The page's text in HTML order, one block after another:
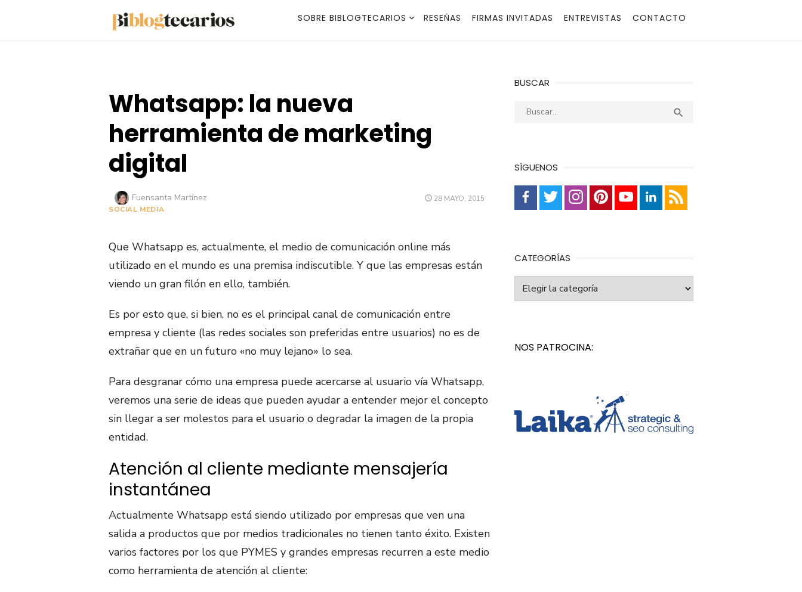
SOBRE BIBLOGTECARIOS RESEÑAS FIRMAS INVITADAS ENTREVISTAS CONTACTO
Whatsapp: la nueva
herramienta de marketing
digital
PUBLICADO
28 MAYO, 2015
Autor
Fuensanta Martínez
SOCIAL MEDIA
Que Whatsapp es, actualmente, el medio de comunicación online más
utilizado en el mundo es una premisa indiscutible. Y que las empresas están
viendo un gran filón en ello, también.
Es por esto que, si bien, no es el principal canal de comunicación entre
empresa y cliente (las redes sociales son preferidas entre usuarios) no es de
extrañar que en un futuro «no muy lejano» lo sea.
Para desgranar cómo una empresa puede acercarse al usuario vía Whatsapp,
veremos una serie de ideas que pueden ayudar a entender mejor el concepto
sin llegar a ser molestos para el usuario o degradar la imagen de la propia
entidad.
Atención al cliente mediante mensajería
instantánea
Actualmente Whatsapp está siendo utilizado por empresas que ven una
salida a productos que por medios tradicionales no tienen tanto éxito. Existen
varios factores por los que PYMES y grandes empresas recurren a este medio
como herramienta de atención al cliente:
BUSCAR
Buscar: 
SÍGUENOS
CATEGORÍAS
NOS PATROCINA: